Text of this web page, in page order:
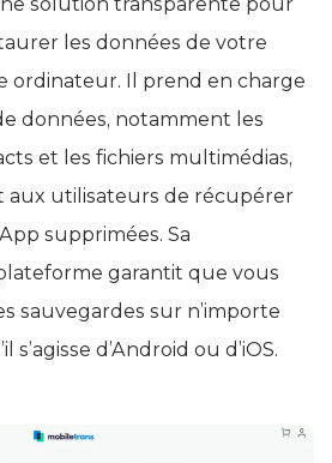
les données de votre
ordinateur. Il prend en charge
données, notamment les
et les fichiers multimédias,
utilisateurs de récupérer
supprimées. Sa
garantit que vous
sauvegardes sur n’importe
d’Android ou d’iOS.